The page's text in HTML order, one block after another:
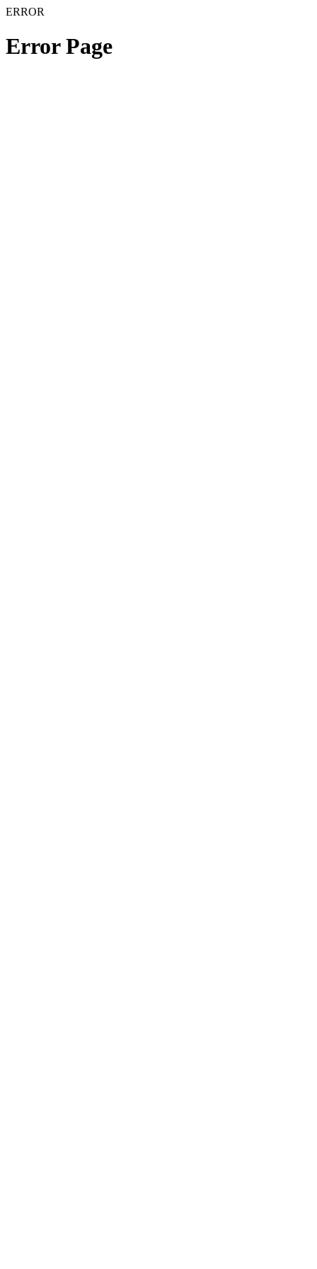
ERROR
Error Page